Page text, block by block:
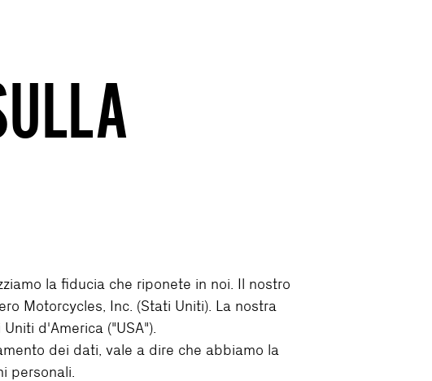
la fiducia che riponete in noi. Il nostro
Motorcycles, Inc. (Stati Uniti). La nostra
d'America ("USA").
dei dati, vale a dire che abbiamo la
personali.